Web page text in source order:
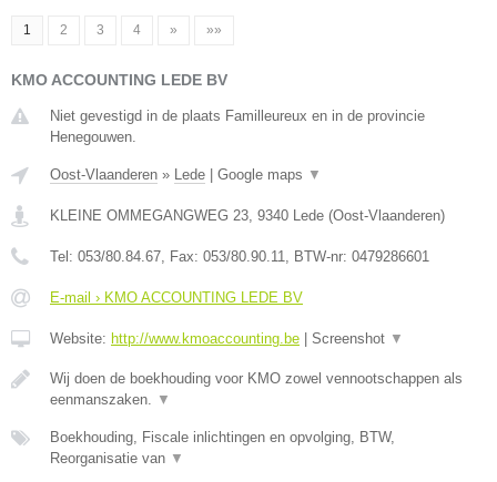
1 2 3 4 » »»
KMO ACCOUNTING LEDE BV
Niet gevestigd in de plaats Familleureux en in de provincie
Henegouwen.
Oost-Vlaanderen » Lede Google maps ▼
KLEINE OMMEGANGWEG 23, 9340 Lede (Oost-Vlaanderen)
Tel: 053/80.84.67, Fax: 053/80.90.11, BTW-nr: 0479286601
E-mail › KMO ACCOUNTING LEDE BV
Website: http://www.kmoaccounting.be Screenshot ▼
Wij doen de boekhouding voor KMO zowel vennootschappen als
eenmanszaken. ▼
Boekhouding, Fiscale inlichtingen en opvolging, BTW,
Reorganisatie van ▼